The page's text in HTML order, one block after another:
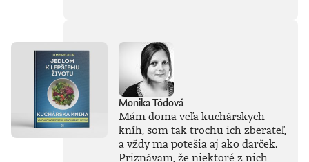
Monika Tódová
Mám doma veľa kuchárskych
kníh, som tak trochu ich zberateľ,
a vždy ma potešia aj ako darček.
Priznávam, že niektoré z nich